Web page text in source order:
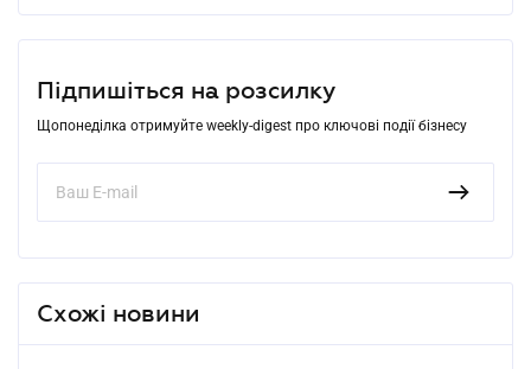
Підпишіться на розсилку
Щопонеділка отримуйте weekly-digest про ключові події бізнесу
Схожі новини